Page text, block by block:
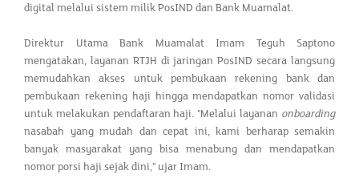
digital melalui sistem milik PosIND dan Bank Muamalat.
Direktur Utama Bank Muamalat Imam Teguh Saptono
mengatakan, layanan RTJH di jaringan PosIND secara langsung
memudahkan akses untuk pembukaan rekening bank dan
pembukaan rekening haji hingga mendapatkan nomor validasi
untuk melakukan pendaftaran haji. "Melalui layanan onboarding
nasabah yang mudah dan cepat ini, kami berharap semakin
banyak masyarakat yang bisa menabung dan mendapatkan
nomor porsi haji sejak dini," ujar Imam.